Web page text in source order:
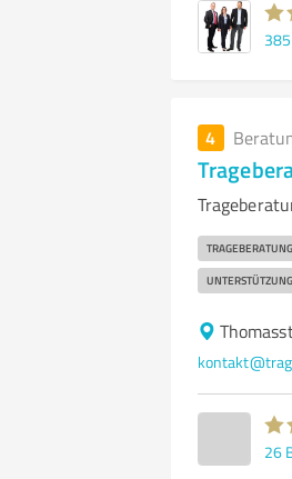
385
4
TRAGEBERATUNG
UNTERSTÜTZUNG
26